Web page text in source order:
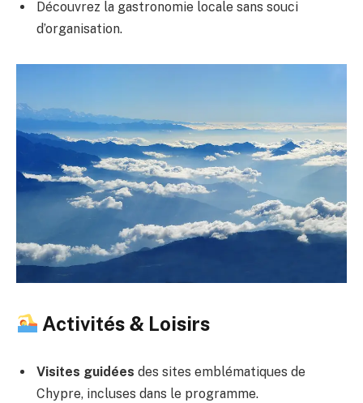
Découvrez la gastronomie locale sans souci
d’organisation.
Activités & Loisirs
Visites guidées des sites emblématiques de
Chypre, incluses dans le programme.